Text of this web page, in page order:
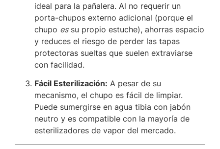
ideal para la pañalera. Al no requerir un
porta-chupos externo adicional (porque el
chupo essu propio estuche), ahorras espacio
y reduces el riesgo de perder las tapas
protectoras sueltas que suelen extraviarse
con facilidad.
Fácil Esterilización: A pesar de su
mecanismo, el chupo es fácil de limpiar.
Puede sumergirse en agua tibia con jabón
neutro y es compatible con la mayoría de
esterilizadores de vapor del mercado.